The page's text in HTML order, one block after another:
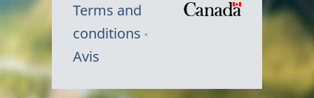
Terms and
conditions
Avis